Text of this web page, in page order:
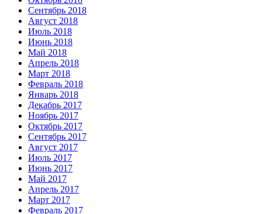
Сентябрь 2018
Август 2018
Июль 2018
Июнь 2018
Май 2018
Апрель 2018
Март 2018
Февраль 2018
Январь 2018
Декабрь 2017
Ноябрь 2017
Октябрь 2017
Сентябрь 2017
Август 2017
Июль 2017
Июнь 2017
Май 2017
Апрель 2017
Март 2017
Февраль 2017